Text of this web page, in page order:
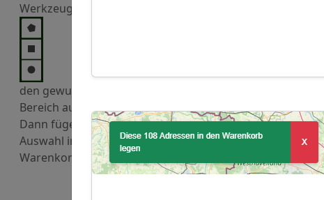
Werkzeugen
den gewuenschten
Bereich auf der Karte.
Dann fügen Sie diese
Auswahl in den
Warenkorb hinzu.